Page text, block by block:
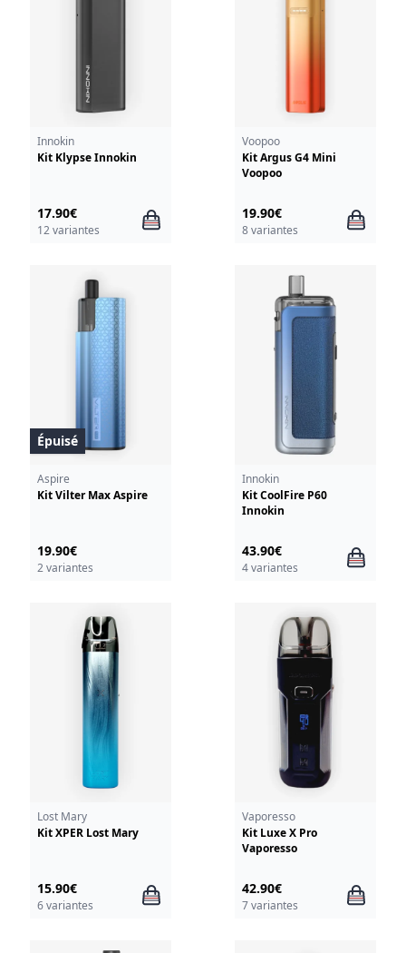
Innokin
Kit Klypse Innokin
17.90€
12 variantes
Voopoo
Kit Argus G4 Mini
Voopoo
19.90€
8 variantes
Épuisé
Aspire
Kit Vilter Max Aspire
19.90€
2 variantes
Innokin
Kit CoolFire P60
Innokin
43.90€
4 variantes
Lost Mary
Kit XPER Lost Mary
15.90€
6 variantes
Vaporesso
Kit Luxe X Pro
Vaporesso
42.90€
7 variantes